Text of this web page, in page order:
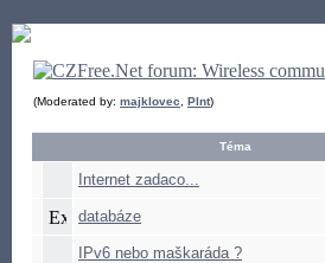
(Moderated by: majklovec Plnt)
Téma
Internet zadaco...
databáze
IPv6 nebo maškaráda ?